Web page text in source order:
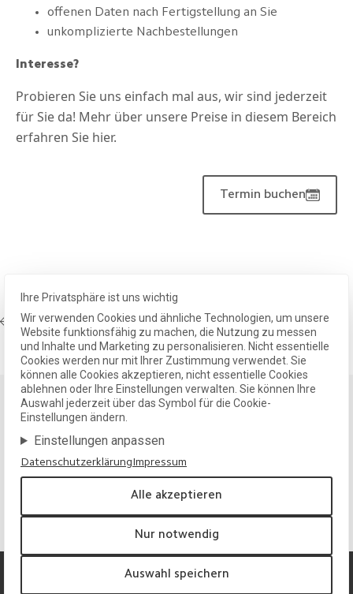
Ihre Privatsphäre ist uns wichtig
Wir verwenden Cookies und ähnliche Technologien, um unsere
Website funktionsfähig zu machen, die Nutzung zu messen
und Inhalte und Marketing zu personalisieren. Nicht essentielle
Cookies werden nur mit Ihrer Zustimmung verwendet. Sie
können alle Cookies akzeptieren, nicht essentielle Cookies
ablehnen oder Ihre Einstellungen verwalten. Sie können Ihre
Auswahl jederzeit über das Symbol für die Cookie-
Einstellungen ändern.
Einstellungen anpassen
DatenschutzerklärungImpressum
Alle akzeptieren
Nur notwendig
Auswahl speichern
offenen Daten nach Fertigstellung an Sie
unkomplizierte Nachbestellungen
Interesse?
Probieren Sie uns einfach mal aus, wir sind jederzeit
für Sie da! Mehr über unsere Preise in diesem Bereich
erfahren Sie hier.
Termin buchen
VORIGER
Wirkungsvoll animiert
Klarheit und Substanz für Ihre Marke.
Wir entwickeln Designlösungen, die wirken, langfristig tragen
und Ihre Identität nachhaltig stärken.